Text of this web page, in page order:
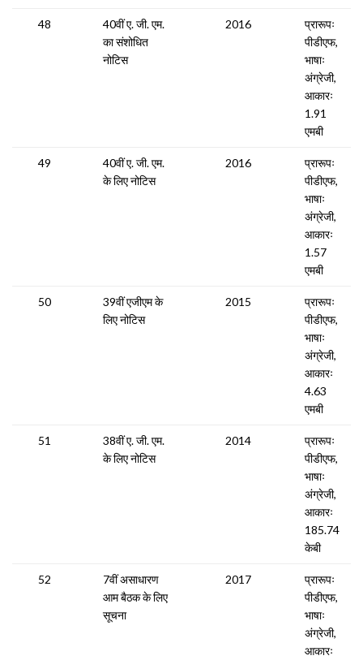
48
40वीं ए. जी. एम.
का संशोधित
नोटिस
2016
प्रारूपः
पीडीएफ,
भाषाः
अंग्रेजी,
आकारः
1.91
एमबी
49
40वीं ए. जी. एम.
के लिए नोटिस
2016
प्रारूपः
पीडीएफ,
भाषाः
अंग्रेजी,
आकारः
1.57
एमबी
50
39वीं एजीएम के
लिए नोटिस
2015
प्रारूपः
पीडीएफ,
भाषाः
अंग्रेजी,
आकारः
4.63
एमबी
51
38वीं ए. जी. एम.
के लिए नोटिस
2014
प्रारूपः
पीडीएफ,
भाषाः
अंग्रेजी,
आकारः
185.74
केबी
52
7वीं असाधारण
आम बैठक के लिए
सूचना
2017
प्रारूपः
पीडीएफ,
भाषाः
अंग्रेजी,
आकारः